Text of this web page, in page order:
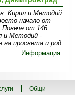
Кирил и Методий
начало от
Повече от 146
и Методий -
на просвета и род
Информация
Общи